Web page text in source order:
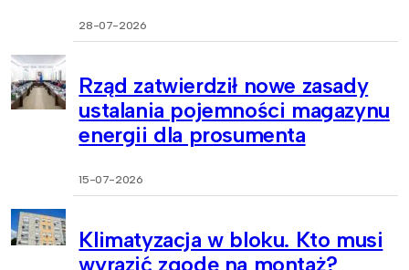
28-07-2026
Rząd zatwierdził nowe zasady
ustalania pojemności magazynu
energii dla prosumenta
15-07-2026
Klimatyzacja w bloku. Kto musi
wyrazić zgodę na montaż?